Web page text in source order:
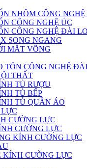
NHÔM CÔNG
CÔNG NGHỆ ÚC
CÔNG NGHỆ ĐÀI
SONG NGANG
MẮT VÕNG
TÔN CÔNG NGHỆ
THẤT
TỦ RƯỢU
TỦ BẾP
TỦ QUẦN ÁO
CƯỜNG LỰC
CƯỜNG LỰC
KÍNH CƯỜNG LỰC
KÍNH CƯỜNG LỰC